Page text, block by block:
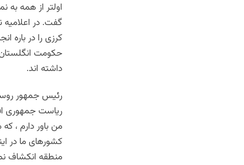
اولتر از همه به
گفت. در اعلامیه
کرزی را در باره
حکومت
داشته اند.
رئیس جمهور
ریاست جمهوری
من باور دارم ،
کشورهای ما در
منطقه انکشاف